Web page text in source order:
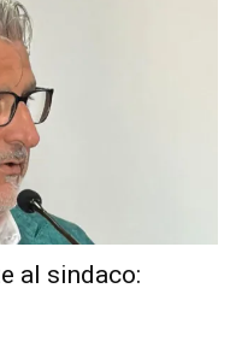
al sindaco: